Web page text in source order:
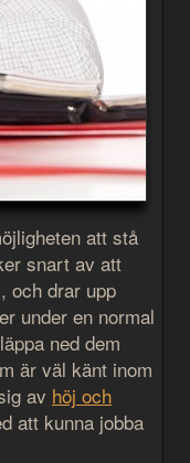
att stå
snart av att
och drar upp
under en normal
ned dem
är väl känt inom
av höj och
att kunna jobba